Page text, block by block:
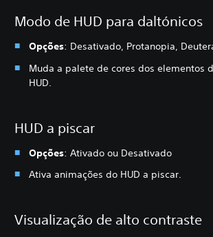
Modo de HUD para daltónicos
Opções: Desativado, Protanopia,
Muda a palete de cores dos elementos
HUD.
HUD a piscar
Opções: Ativado ou Desativado
Ativa animações do HUD a piscar.
Visualização de alto contraste